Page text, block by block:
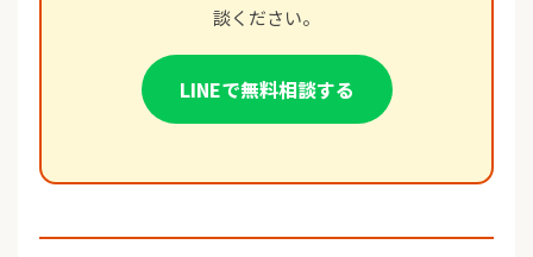
談ください。
LINEで無料相談する